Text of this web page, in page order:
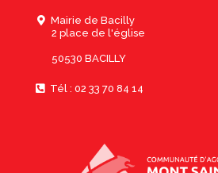
Mairie de Bacilly
2 place de l'église
50530 BACILLY
Tél : 02 33 70 84 14